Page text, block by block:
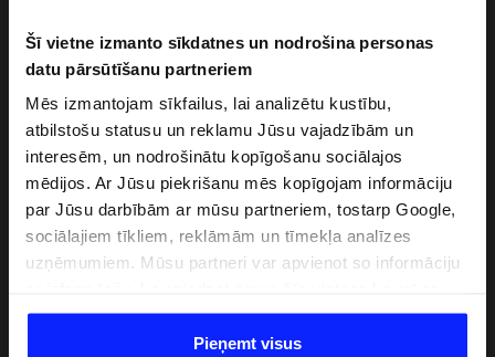
Šī vietne izmanto sīkdatnes un nodrošina personas
datu pārsūtīšanu partneriem
Mēs izmantojam sīkfailus, lai analizētu kustību,
atbilstošu statusu un reklamu Jūsu vajadzībām un
interesēm, un nodrošinātu kopīgošanu sociālajos
mēdijos. Ar Jūsu piekrišanu mēs kopīgojam informāciju
par Jūsu darbībām ar mūsu partneriem, tostarp Google,
sociālajiem tīkliem, reklāmām un tīmekļa analīzes
uzņēmumiem. Mūsu partneri var apvienot so informāciju
datiem, ko viņi iegūst, izmantojot viņu pakalpojumus. Ar
Jūsu atļauju, mēs varam pārsūtīt Jūsu personas datus
Pieņemt visus